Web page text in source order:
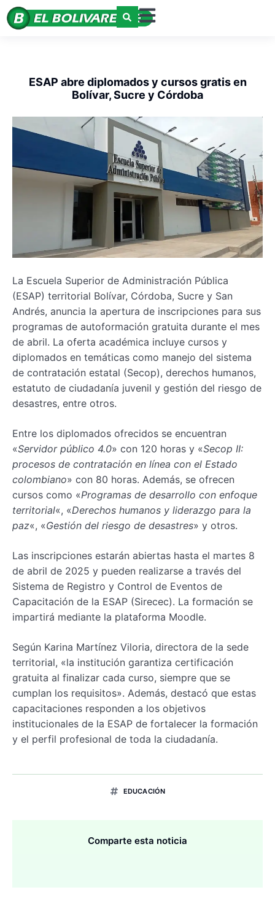
ESAP abre diplomados y cursos gratis en
Bolívar, Sucre y Córdoba
La Escuela Superior de Administración Pública
(ESAP) territorial Bolívar, Córdoba, Sucre y San
Andrés, anuncia la apertura de inscripciones para sus
programas de autoformación gratuita durante el mes
de abril. La oferta académica incluye cursos y
diplomados en temáticas como manejo del sistema
de contratación estatal (Secop), derechos humanos,
estatuto de ciudadanía juvenil y gestión del riesgo de
desastres, entre otros.
Entre los diplomados ofrecidos se encuentran
«Servidor público 4.0» con 120 horas y «Secop II:
procesos de contratación en línea con el Estado
colombiano» con 80 horas. Además, se ofrecen
cursos como «Programas de desarrollo con enfoque
territorial«, «Derechos humanos y liderazgo para la
paz«, «Gestión del riesgo de desastres» y otros.
Las inscripciones estarán abiertas hasta el martes 8
de abril de 2025 y pueden realizarse a través del
Sistema de Registro y Control de Eventos de
Capacitación de la ESAP (Sirecec). La formación se
impartirá mediante la plataforma Moodle.
Según Karina Martínez Viloria, directora de la sede
territorial, «la institución garantiza certificación
gratuita al finalizar cada curso, siempre que se
cumplan los requisitos». Además, destacó que estas
capacitaciones responden a los objetivos
institucionales de la ESAP de fortalecer la formación
y el perfil profesional de toda la ciudadanía.
EDUCACIÓN
Comparte esta noticia